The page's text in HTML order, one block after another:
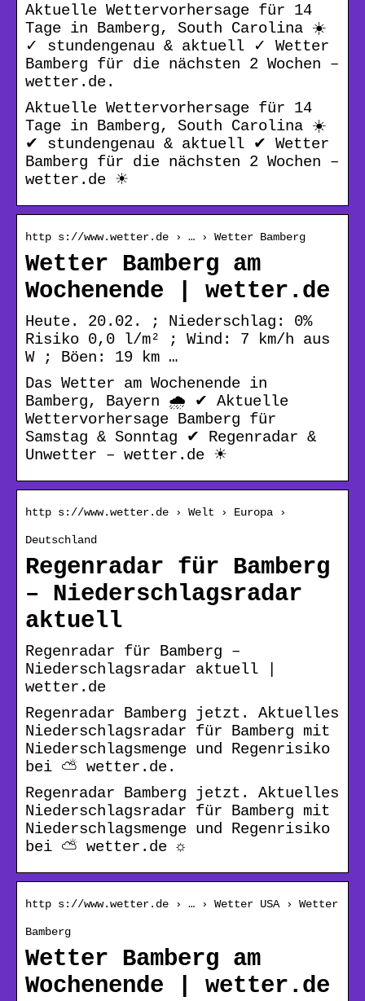
Aktuelle Wettervorhersage für 14
Tage in Bamberg, South Carolina ☀️
✓ stundengenau & aktuell ✓ Wetter
Bamberg für die nächsten 2 Wochen –
wetter.de.
Aktuelle Wettervorhersage für 14
Tage in Bamberg, South Carolina ☀️
✔ stundengenau & aktuell ✔ Wetter
Bamberg für die nächsten 2 Wochen –
wetter.de ☀
http s://www.wetter.de › … › Wetter Bamberg
Wetter Bamberg am
Wochenende | wetter.de
Heute. 20.02. ; Niederschlag: 0%
Risiko 0,0 l/m² ; Wind: 7 km/h aus
W ; Böen: 19 km …
Das Wetter am Wochenende in
Bamberg, Bayern 🌧️ ✔ Aktuelle
Wettervorhersage Bamberg für
Samstag & Sonntag ✔ Regenradar &
Unwetter – wetter.de ☀
http s://www.wetter.de › Welt › Europa ›
Deutschland
Regenradar für Bamberg
– Niederschlagsradar
aktuell
Regenradar für Bamberg –
Niederschlagsradar aktuell |
wetter.de
Regenradar Bamberg jetzt. Aktuelles
Niederschlagsradar für Bamberg mit
Niederschlagsmenge und Regenrisiko
bei ⛅ wetter.de.
Regenradar Bamberg jetzt. Aktuelles
Niederschlagsradar für Bamberg mit
Niederschlagsmenge und Regenrisiko
bei ⛅ wetter.de ☼
http s://www.wetter.de › … › Wetter USA › Wetter
Bamberg
Wetter Bamberg am
Wochenende | wetter.de